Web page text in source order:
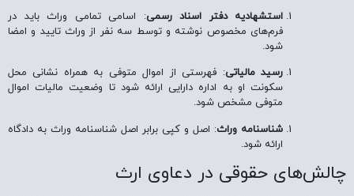
استشهادیه دفتر اسناد رسمی: اسامی تمامی وراث باید در
فرم‌های مخصوص نوشته و توسط سه نفر از وراث تایید و امضا
شود.
رسید مالیاتی: فهرستی از اموال متوفی به همراه نشانی محل
سکونت او به اداره دارایی ارائه شود تا وضعیت مالیات اموال
متوفی مشخص شود.
شناسنامه وراث: اصل و کپی برابر اصل شناسنامه وراث به دادگاه
ارائه شود.
چالش‌های حقوقی در دعاوی ارث